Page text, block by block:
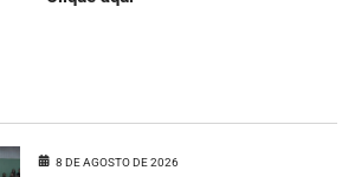
8 DE AGOSTO DE 2026